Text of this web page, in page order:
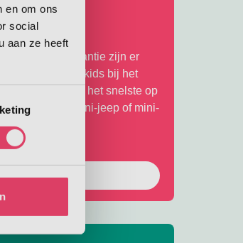
en om ons
social
aan ze heeft
het NMM
In de zomervakantie zijn er
activiteiten voor kids bij het
Museum. Wie is het snelste op
zelf in een mini-jeep of mini-